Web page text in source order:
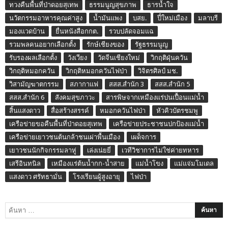
ทวงคืนพื้นที่ป่าดอยสุเทพ
ธรรมนูญสุขภาพ
ธารน้ำใจ
นวัตกรรมอาหารคุณค่าสูง
น้ำมันแพง บสย. ปี๋ใหม่เมือง
มลาบรี
มองแวดบ้าน
ยื่นหนังสือกกต.
รวบปลัดจอมแฉ
รวมพลคนอยากเลือกตั้ง
รักษ์เชียงของ
รัฐธรรมนูญ
รับรองผลเลือกตั้ง
วังเวียง วัดจีนเชียงใหม่
วิกฤติฝุ่นควัน
วิกฤติหมอกควัน
วิกฤติหมอกควันไฟป่า
วิจิตรศิลป์ มช.
วิสามัญฆาตกรรม
สภากาแฟ สสส.สำนัก 3
สสส.สำนัก 5
สสส.สำนัก 6
สังคมสุขภาวะ
สารพิษจากเหมืองแร่ปนเปื้อนแม่น้ำ
สิ้นแสงดาว
สื่อสร้างสรรค์ หมอกควันไฟป่า
หัวคิวบัตรชมพู
เครือข่ายขอคืนพื้นที่ป่าดอยสุเทพ
เครือข่ายประชาชนปกป้องแม่น้ำ
เครือข่ายเยาวชนต้นกล้าชนเผ่าพื้นเมือง
เผด็จการ
เยาวชนนักกิจกรรมลาหู่
เล่งเน่ยยี่
เวทีวิชาการไม่ใช่ค่ายทหาร
เสรีอินทนิล
เหมืองแร่ต้นน้ำกก-น้ำสาย แม่น้ำโขง
แม่แจ่มโมเดล
แสงดาว ศรัทธามั่น
โรงเรียนผู้สูงอายุ ไฟป่า